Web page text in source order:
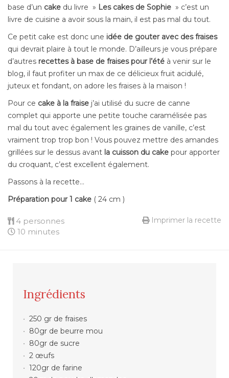
base d’un cake du livre » Les cakes de Sophie » c’est un
livre de cuisine a avoir sous la main, il est pas mal du tout.
Ce petit cake est donc une idée de gouter avec des fraises
qui devrait plaire à tout le monde. D’ailleurs je vous prépare
d’autres recettes à base de fraises pour l’été à venir sur le
blog, il faut profiter un max de ce délicieux fruit acidulé,
juteux et fondant, on adore les fraises à la maison !
Pour ce cake à la fraise j’ai utilisé du sucre de canne
complet qui apporte une petite touche caramélisée pas
mal du tout avec également les graines de vanille, c’est
vraiment trop trop bon ! Vous pouvez mettre des amandes
grillées sur le dessus avant la cuisson du cake pour apporter
du croquant, c’est excellent également.
Passons à la recette…
Préparation pour 1 cake ( 24 cm )
4 personnes
10 minutes
Imprimer la recette
Ingrédients
250 gr de fraises
80gr de beurre mou
80gr de sucre
2 œufs
120gr de farine